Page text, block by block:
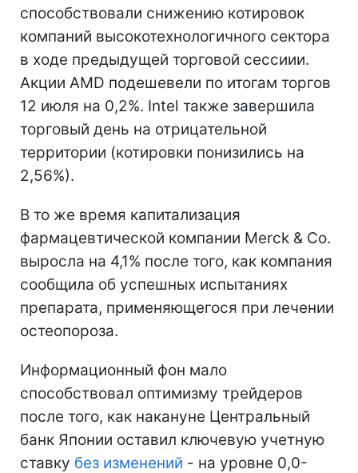
способствовали снижению котировок
компаний высокотехнологичного сектора
в ходе предыдущей торговой сессиии.
Акции AMD подешевели по итогам торгов
12 июля на 0,2%. Intel также завершила
торговый день на отрицательной
территории (котировки понизились на
2,56%).
В то же время капитализация
фармацевтической компании Merck & Co.
выросла на 4,1% после того, как компания
сообщила об успешных испытаниях
препарата, применяющегося при лечении
остеопороза.
Информационный фон мало
способствовал оптимизму трейдеров
после того, как накануне Центральный
банк Японии оставил ключевую учетную
ставку без изменений - на уровне 0,0-